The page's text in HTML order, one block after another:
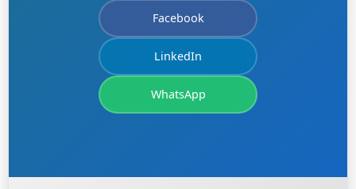
Facebook
LinkedIn
WhatsApp